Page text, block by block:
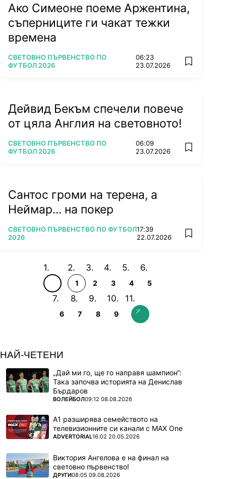
Ако Симеоне поеме Аржентина,
съперниците ги чакат тежки
времена
ПОВЕЧЕ ОТ
СВЕТОВНО ПЪРВЕНСТВО ПО
ФУТБОЛ 2026
06:23
23.07.2026
add
Дейвид Бекъм спечели повече
от цяла Англия на световното!
ПОВЕЧЕ ОТ
СВЕТОВНО ПЪРВЕНСТВО ПО
ФУТБОЛ 2026
06:09
23.07.2026
add
Сантос громи на терена, а
Неймар... на покер
ПОВЕЧЕ ОТ
СВЕТОВНО ПЪРВЕНСТВО ПО ФУТБОЛ
2026
17:39
22.07.2026
add
1 2 3 4 5
6 7 8 9
НАЙ-ЧЕТЕНИ
„Дай ми го, ще го направя шампион“:
Така започва историята на Денислав
Бърдаров
ПОВЕЧЕ ОТ
ВОЛЕЙБОЛ09:12 08.08.2026
А1 разширява семейството на
телевизионните си канали с MAX One
ПОВЕЧЕ ОТ
ADVERTORIAL16:02 20.05.2026
Виктория Ангелова е на финал на
световно първенство!
ПОВЕЧЕ ОТ
ДРУГИ08:05 09.08.2026